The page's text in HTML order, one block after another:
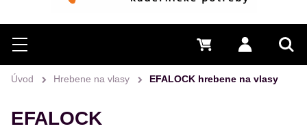
Hľadať
Menu Prihlásiť
0 €
Úvod Hrebene na vlasy EFALOCK hrebene na vlasy
EFALOCK